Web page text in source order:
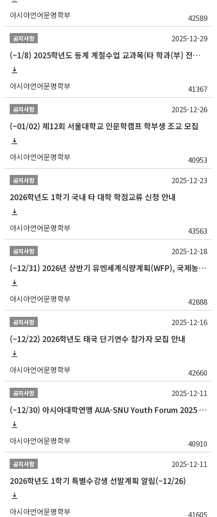
아시아언어문명학부 42589
공지사항
(~1/8) 2025학년도 동계 계절수업 교과목(타 학과(부) 전공 및 교양) 성적평가방법 선택제 신청 안내
아시아언어문명학부 41367
2025-12-29
공지사항
(~01/02) 제12회 서울대학교 인문학캠프 학부생 조교 모집
아시아언어문명학부 40953
2025-12-26
공지사항
2026학년도 1학기 국내 타 대학 학점교류 신청 안내
아시아언어문명학부 43563
2025-12-23
공지사항
(~12/31) 2026년 상반기 유엔세계식량계획(WFP), 국제농업개발기금(IFAD) 및 유엔아동기금(UNICEF) 인턴십 프로그램 참가자 모집
아시아언어문명학부 42888
2025-12-18
공지사항
(~12/22) 2026학년도 태국 단기연수 참가자 모집 안내
아시아언어문명학부 42660
2025-12-16
공지사항
(~12/30) 아시아대학연맹 AUA-SNU Youth Forum 2025 참가자 선발 안내
아시아언어문명학부 40910
2025-12-11
공지사항
2026학년도 1학기 특별수강생 선발계획 알림(~12/26)
아시아언어문명학부 41605
2025-12-11